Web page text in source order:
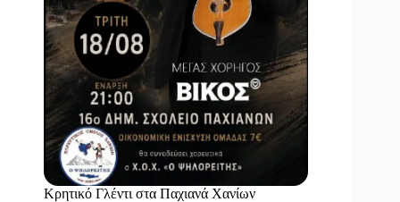
Κρητικό Γλέντι στα Παχιανά Χανίων